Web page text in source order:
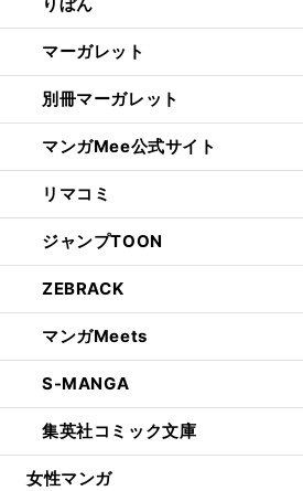
マーガレット
別冊マーガレット
マンガMee公式サイト
リマコミ
ジャンプTOON
ZEBRACK
マンガMeets
S-MANGA
集英社コミック文庫
女性マンガ